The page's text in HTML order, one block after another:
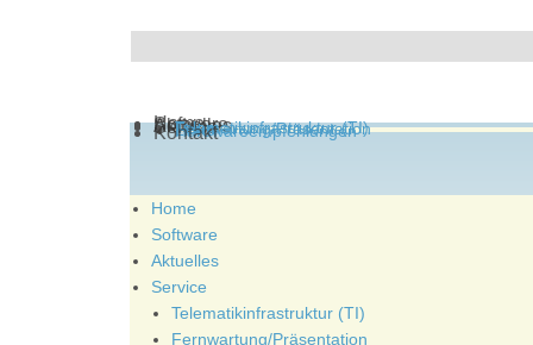
Home
Software
Aktuelles
Service
Telematikinfrastruktur (TI)
Fernwartung/Präsentation
Links
Hardwareempfehlungen
Kontakt
Home
Software
Aktuelles
Service
Telematikinfrastruktur (TI)
Fernwartung/Präsentation